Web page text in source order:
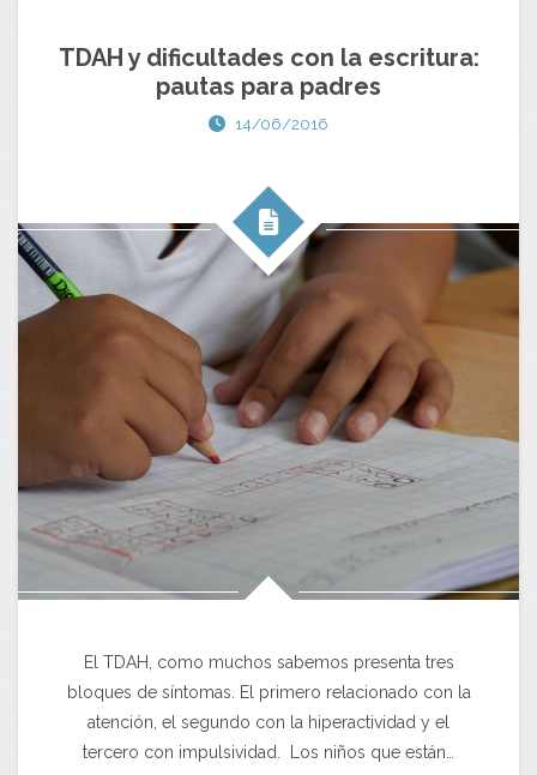
TDAH y dificultades con la escritura:
pautas para padres
14/06/2016
El TDAH, como muchos sabemos presenta tres
bloques de síntomas. El primero relacionado con la
atención, el segundo con la hiperactividad y el
tercero con impulsividad. Los niños que están…